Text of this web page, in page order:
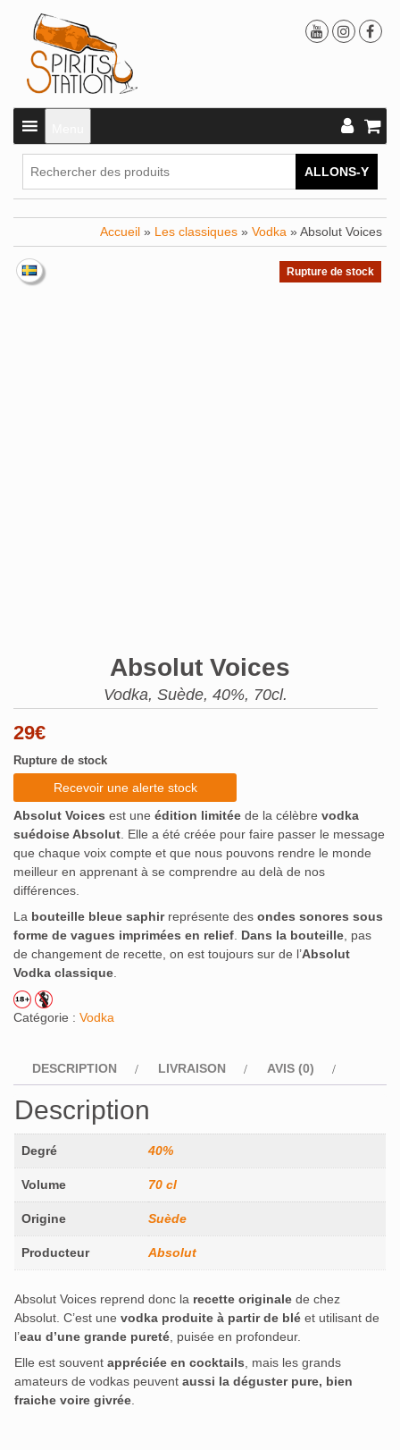
ALLONS-Y
Accueil » Les classiques » Vodka » Absolut Voices
Absolut Voices
Vodka, Suède, 40%, 70cl.
29€
Rupture de stock
Rupture de stock
Recevoir une alerte stock
Absolut Voices est une édition limitée de la célèbre vodka
suédoise Absolut . Elle a été créée pour faire passer le message
que chaque voix compte et que nous pouvons rendre le monde
meilleur en apprenant à se comprendre au delà de nos
différences.
La bouteille bleue saphirreprésente des ondes sonores sous
forme de vagues imprimées en relief Dans la bouteille , pas
de changement de recette, on est toujours sur de l’Absolut
Vodka classique
Catégorie : Vodka
DESCRIPTION LIVRAISON AVIS (0)
Description
Degré 40%
Volume 70 cl
Origine Suède
Producteur Absolut
Absolut Voices reprend donc la recette originale de chez
Absolut. C’est une vodka produite à partir de blé et utilisant de
l’eau d’une grande pureté, puisée en profondeur.
Elle est souvent appréciée en cocktails, mais les grands
amateurs de vodkas peuvent aussi la déguster pure, bien
fraiche voire givrée.